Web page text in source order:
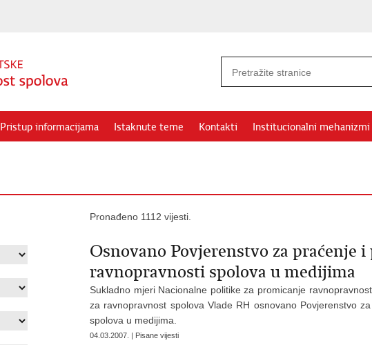
Pristup informacijama Istaknute teme Kontakti Institucionalni mehanizmi
Pronađeno 1112 vijesti.
Osnovano Povjerenstvo za praćenje
ravnopravnosti spolova u medijima
Sukladno mjeri Nacionalne politike za promicanje
za ravnopravnost spolova Vlade RH osnovano Povjerenstvo
spolova u medijima.
04.03.2007. | Pisane vijesti